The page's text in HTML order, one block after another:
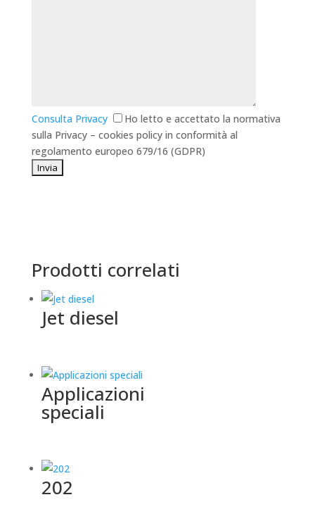
Consulta Privacy
Ho letto e accettato la normativa
sulla Privacy – cookies policy in conformità al
regolamento europeo 679/16 (GDPR)
Prodotti correlati
Jet diesel
Applicazioni
speciali
202